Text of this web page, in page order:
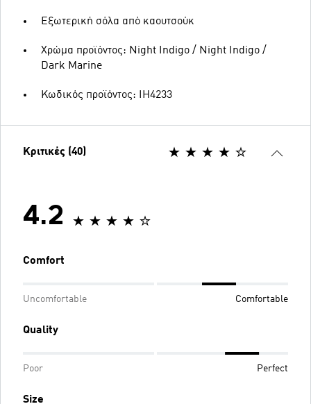
Εξωτερική σόλα από καουτσούκ
Χρώμα προϊόντος: Night Indigo / Night Indigo /
Dark Marine
Κωδικός προϊόντος: IH4233
Κριτικές (40)
4.2
Comfort
Uncomfortable Comfortable
Quality
Poor Perfect
Size